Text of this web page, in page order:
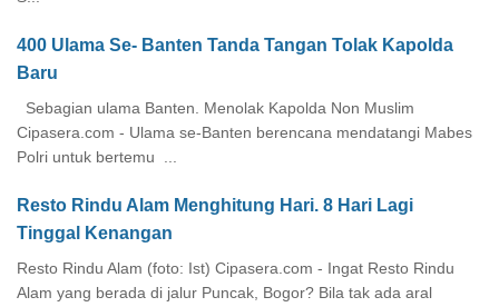
400 Ulama Se- Banten Tanda Tangan Tolak Kapolda
Baru
Sebagian ulama Banten. Menolak Kapolda Non Muslim
Cipasera.com - Ulama se-Banten berencana mendatangi Mabes
Polri untuk bertemu ...
Resto Rindu Alam Menghitung Hari. 8 Hari Lagi
Tinggal Kenangan
Resto Rindu Alam (foto: Ist) Cipasera.com - Ingat Resto Rindu
Alam yang berada di jalur Puncak, Bogor? Bila tak ada aral